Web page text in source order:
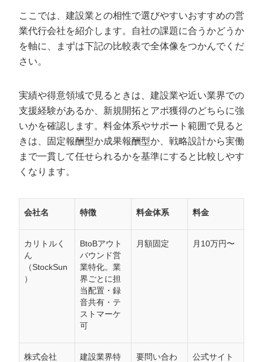
ここでは、建設業との相性で選びやすいおすすめの営
業代行会社を紹介します。自社の課題に合うかどうか
を軸に、まずは下記の比較表で全体像をつかんでくだ
さい。
実績や得意領域で見るときは、建設業や近い業界での
支援経験があるか、新規開拓とアポ獲得のどちらに強
いかを確認します。料金体系やサポート範囲で見ると
きは、固定報酬型か成果報酬型か、戦略設計から実働
まで一貫して任せられるかを基準にすると比較しやす
くなります。
会社名 特徴 料金体系 料金
カリトルく
ん
（StockSun
）
BtoBアウト
バウンド営
業特化。業
界ごとに担
当配置・録
音共有・テ
ストマーケ
可
月額固定 月10万円〜
株式会社
建設業界特
要問い合わ
公式サイト